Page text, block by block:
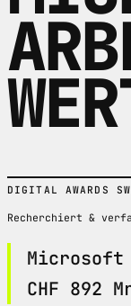
DIGITAL AWARDS
Recherchiert &
Microsoft
CHF 892